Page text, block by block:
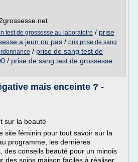
test de grossesse au laboratoire / prise
a jeun ou pas / prix prise de sang
/ prise de sang test de
/ prise de sang test de grossesse
mais enceinte ? -
sur la beauté
site féminin pour tout savoir sur la
programme, les dernières
des conseils beauté pour un minois
des soins maison faciles à réaliser,